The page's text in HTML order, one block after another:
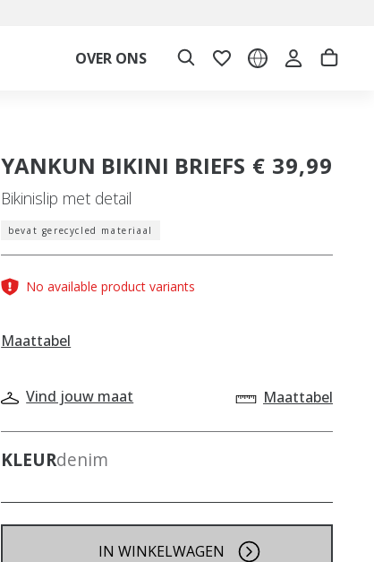
OVER ONS
YANKUN BIKINI BRIEFS
Bikinislip met detail
€ 39,99
bevat gerecycled materiaal
No available product variants
Maattabel
Vind jouw maat Maattabel
KLEURdenim
IN WINKELWAGEN